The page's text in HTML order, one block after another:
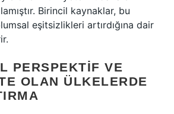
Birincil kaynaklar, bu
eşitsizlikleri artırdığına dair
PERSPEKTIF VE
OLAN ÜLKELERDE